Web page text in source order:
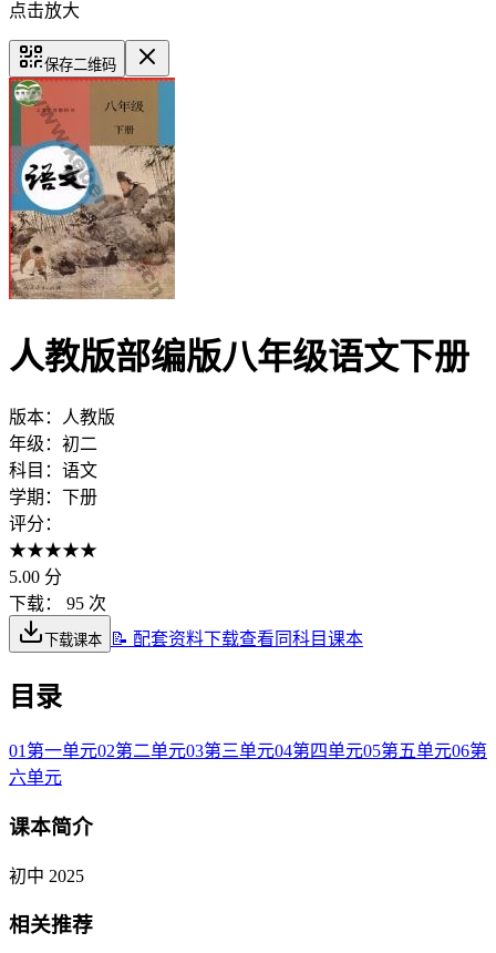
点击放大
保存二维码
人教版部编版八年级语文下册
版本：
人教版
年级： 初二
科目： 语文
学期： 下册
评分：
★★★★★
5.00 分
下载：
95 次
下载课本 📝 配套资料下载查看同科目课本
目录
01 第一单元02第二单元03第三单元04第四单元05第五单元06第
六单元
课本简介
初中 2025
相关推荐